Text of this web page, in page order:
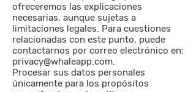
ofreceremos las explicaciones
necesarias, aunque sujetas a
limitaciones legales. Para cuestiones
relacionadas con este punto, puede
contactarnos por correo electrónico en:
privacy@whaleapp.com.
Procesar sus datos personales
únicamente para los propósitos